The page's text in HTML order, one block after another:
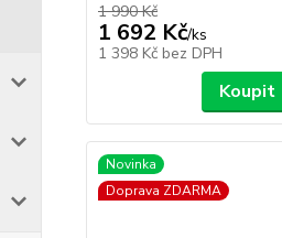
1 990 Kč
1 692 Kč/ks
1 398 Kč bez DPH
Koupit
Novinka
Doprava ZDARMA